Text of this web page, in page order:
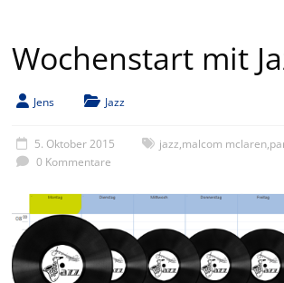
Wochenstart mit
Jens Jazz
5. Oktober 2015 jazz,malcom mclaren,
0 Kommentare